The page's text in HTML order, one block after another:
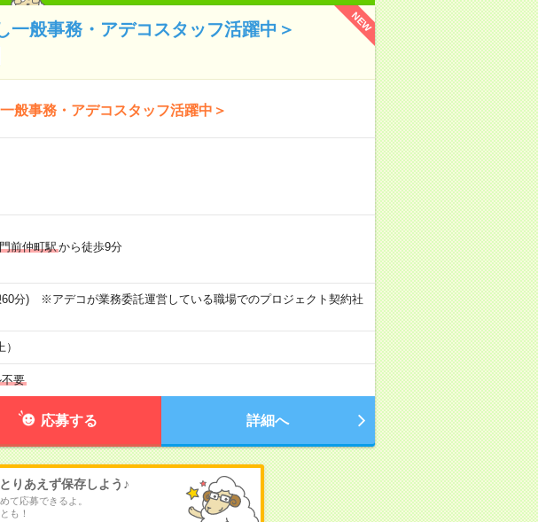
NEW
一般事務・アデコスタッフ活躍中＞
般事務・アデコスタッフ活躍中＞
前仲町駅から徒歩9分
60分) ※アデコが業務委託運営している職場でのプロジェクト契約社
要
応募する 詳細へ
りあえず保存しよう♪
て応募できるよ。
も！